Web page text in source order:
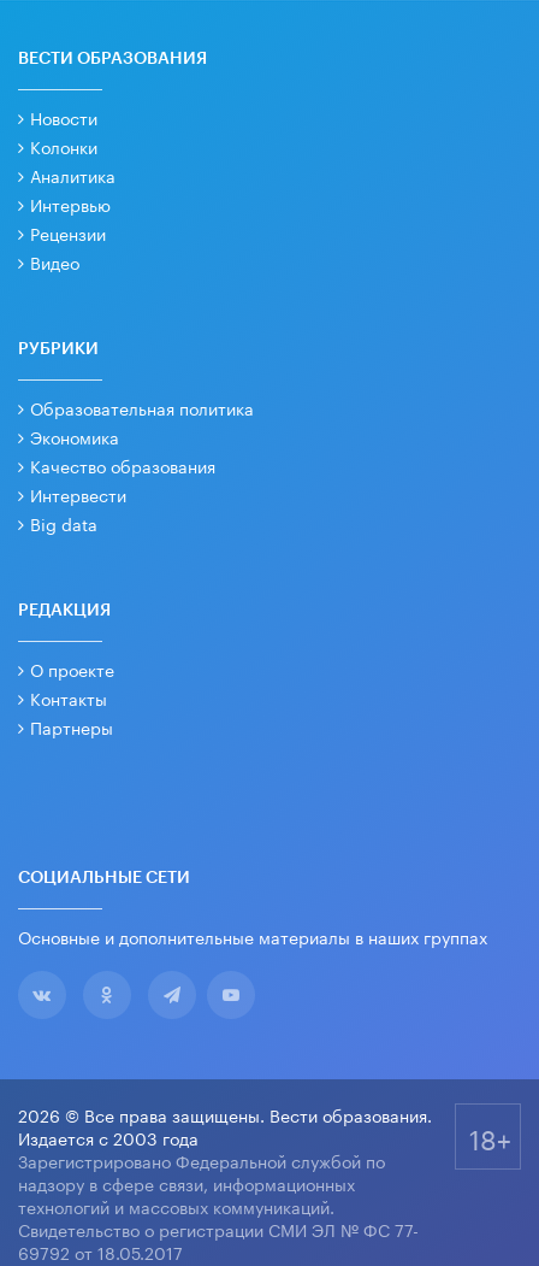
ВЕСТИ ОБРАЗОВАНИЯ
Новости
Колонки
Аналитика
Интервью
Рецензии
Видео
РУБРИКИ
Образовательная политика
Экономика
Качество образования
Интервести
Big data
РЕДАКЦИЯ
О проекте
Контакты
Партнеры
СОЦИАЛЬНЫЕ СЕТИ
Основные и дополнительные материалы в наших группах
2026 © Все права защищены. Вести образования.
Издается с 2003 года
Зарегистрировано Федеральной службой по
надзору в сфере связи, информационных
технологий и массовых коммуникаций.
Свидетельство о регистрации СМИ ЭЛ № ФС 77-
69792 от 18.05.2017
18+